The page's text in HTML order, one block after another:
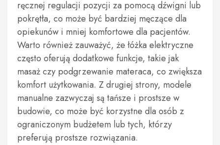
ręcznej regulacji pozycji za pomocą dźwigni lub
pokrętła, co może być bardziej męczące dla
opiekunów i mniej komfortowe dla pacjentów.
Warto również zauważyć, że łóżka elektryczne
często oferują dodatkowe funkcje, takie jak
masaż czy podgrzewanie materaca, co zwiększa
komfort użytkowania. Z drugiej strony, modele
manualne zazwyczaj są tańsze i prostsze w
budowie, co może być korzystne dla osób z
ograniczonym budżetem lub tych, którzy
preferują prostsze rozwiązania.